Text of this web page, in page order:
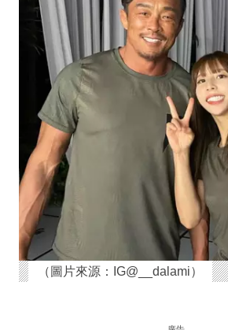
（圖片來源：IG@__dalami）